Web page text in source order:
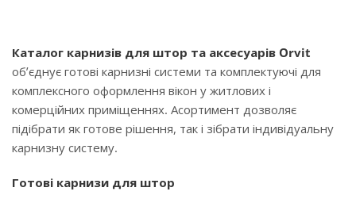
Каталог карнизів для штор та аксесуарів Orvit
об’єднує готові карнизні системи та комплектуючі для
комплексного оформлення вікон у житлових і
комерційних приміщеннях. Асортимент дозволяє
підібрати як готове рішення, так і зібрати індивідуальну
карнизну систему.
Готові карнизи для штор